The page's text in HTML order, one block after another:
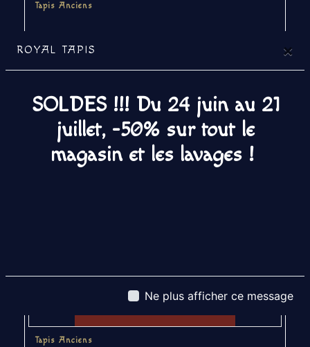
ROYAL TAPIS ×
SOLDES !!! Du 24 juin au 21
juillet, -50% sur tout le
magasin et les lavages !
Ne plus afficher ce message
Tapis Anciens
boukara encien 185x123
Tapis Anciens